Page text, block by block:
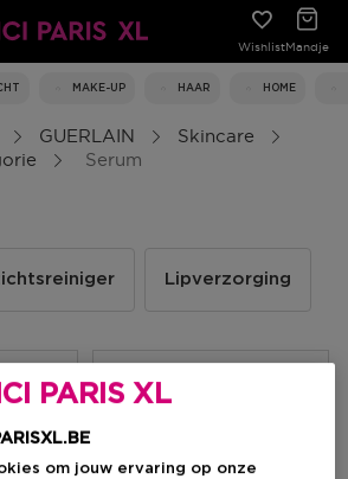
WishlistMandje
MAKE-UP HAAR HOME
GUERLAIN
Skincare
Serum
Lipverzorging
ICI PARIS XL
om jouw ervaring op onze